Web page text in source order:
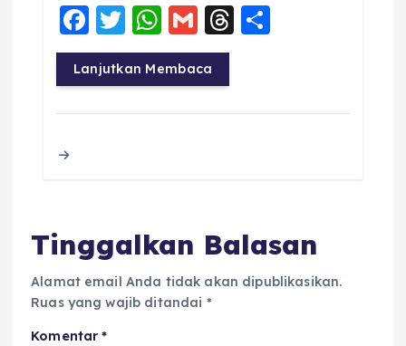
F
a
c
e
T
w
it
te
W
h
a
ts
G
m
ai
l
T
a re
Lanjutkan Membaca
Tinggalkan Balasan
Alamat email Anda tidak akan dipublikasikan.
Ruas yang wajib ditandai *
Komentar*